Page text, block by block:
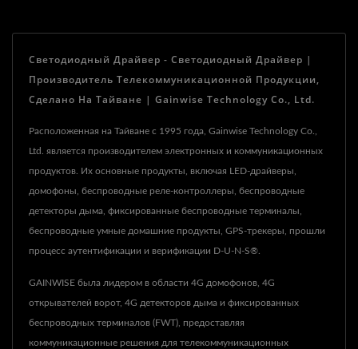
Светодиодный Драйвер - Светодиодный Драйвер |
Производитель Телекоммуникационной Продукции,
Сделано На Тайване | Gainwise Technology Co., Ltd.
Расположенная на Тайване с 1995 года, Gainwise Technology Co.,
Ltd. является производителем электронных и коммуникационных
продуктов. Их основные продукты, включая LED-драйверы,
домофоны, беспроводные реле-контроллеры, беспроводные
детекторы дыма, фиксированные беспроводные терминалы,
беспроводные умные домашние продукты, GPS-трекеры, прошли
процесс аутентификации и верификации D-U-N-S®.
GAINWISE была лидером в области 4G домофонов, 4G
открывателей ворот, 4G детекторов дыма и фиксированных
беспроводных терминалов (FWT), предоставляя
коммуникационные решения для телекоммуникационных